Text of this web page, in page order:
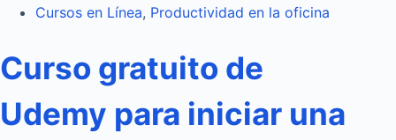
Cursos en Línea, Productividad en la oficina
Curso gratuito de
Udemy para iniciar una